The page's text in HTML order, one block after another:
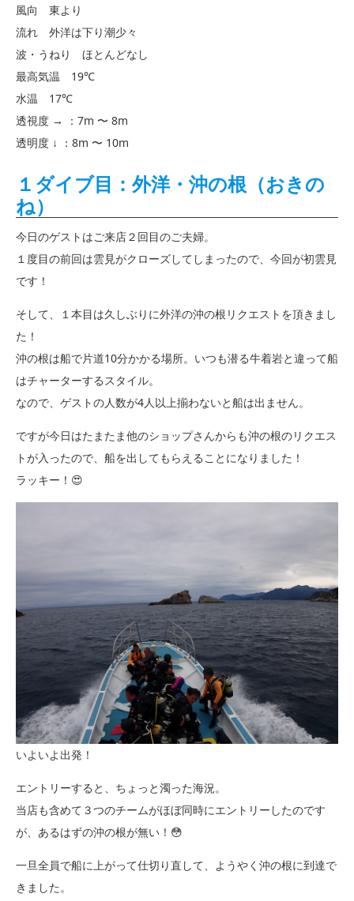
風向 東より
流れ 外洋は下り潮少々
波・うねり ほとんどなし
最高気温 19℃
水温 17℃
透視度 → ：7m 〜 8m
透明度 ↓ ：8m 〜 10m
１ダイブ目：外洋・沖の根（おきの
ね）
今日のゲストはご来店２回目のご夫婦。
１度目の前回は雲見がクローズしてしまったので、今回が初雲見
です！
そして、１本目は久しぶりに外洋の沖の根リクエストを頂きまし
た！
沖の根は船で片道10分かかる場所。いつも潜る牛着岩と違って船
はチャーターするスタイル。
なので、ゲストの人数が4人以上揃わないと船は出ません。
ですが今日はたまたま他のショップさんからも沖の根のリクエス
トが入ったので、船を出してもらえることになりました！
ラッキー！😍
いよいよ出発！
エントリーすると、ちょっと濁った海況。
当店も含めて３つのチームがほぼ同時にエントリーしたのです
が、あるはずの沖の根が無い！😳
一旦全員で船に上がって仕切り直して、ようやく沖の根に到達で
きました。